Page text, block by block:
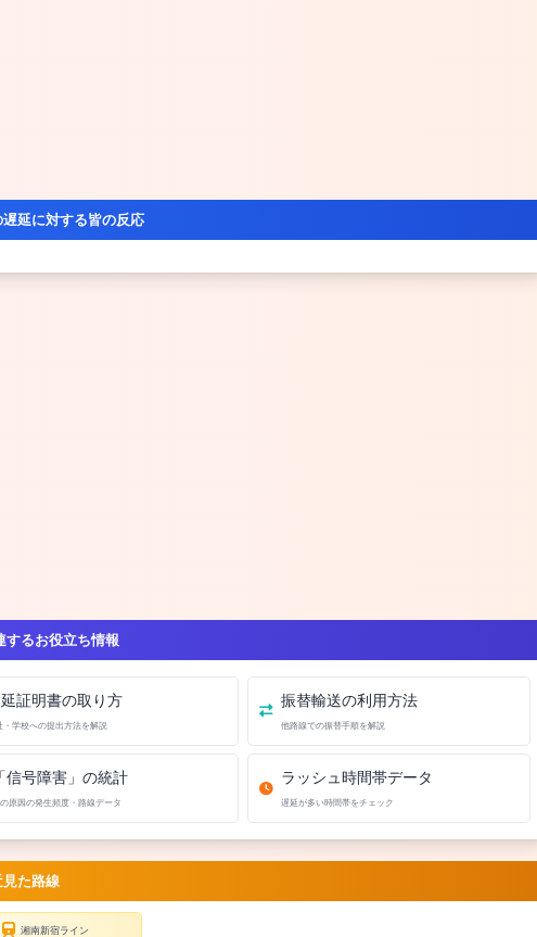
延に対する皆の反応
するお役立ち情報
証明書の取り方
・学校への提出方法を解説
振替輸送の利用方法
他路線での振替手順を解説
信号障害」の統計
原因の発生頻度・路線データ
ラッシュ時間帯データ
遅延が多い時間帯をチェック
た路線
湘南新宿ライン